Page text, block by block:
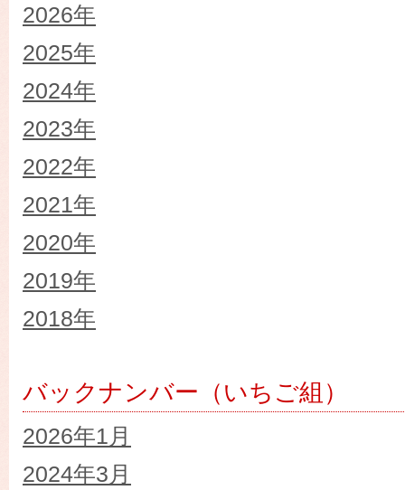
2026年
2025年
2024年
2023年
2022年
2021年
2020年
2019年
2018年
バックナンバー（いちご組）
2026年1月
2024年3月